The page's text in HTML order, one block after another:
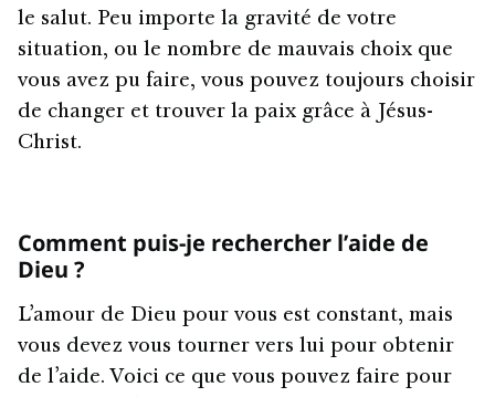
le salut. Peu importe la gravité de votre
situation, ou le nombre de mauvais choix que
vous avez pu faire, vous pouvez toujours choisir
de changer et trouver la paix grâce à Jésus-
Christ.
Comment puis-je rechercher l’aide de
Dieu ?
L’amour de Dieu pour vous est constant, mais
vous devez vous tourner vers lui pour obtenir
de l’aide. Voici ce que vous pouvez faire pour